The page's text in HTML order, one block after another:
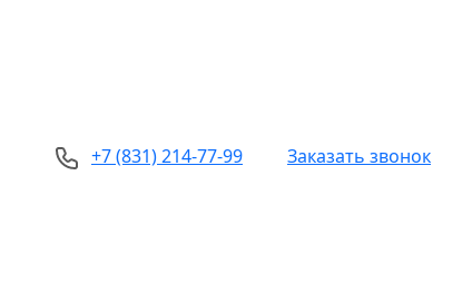
+7 (831) 214-77-99 Заказать звонок